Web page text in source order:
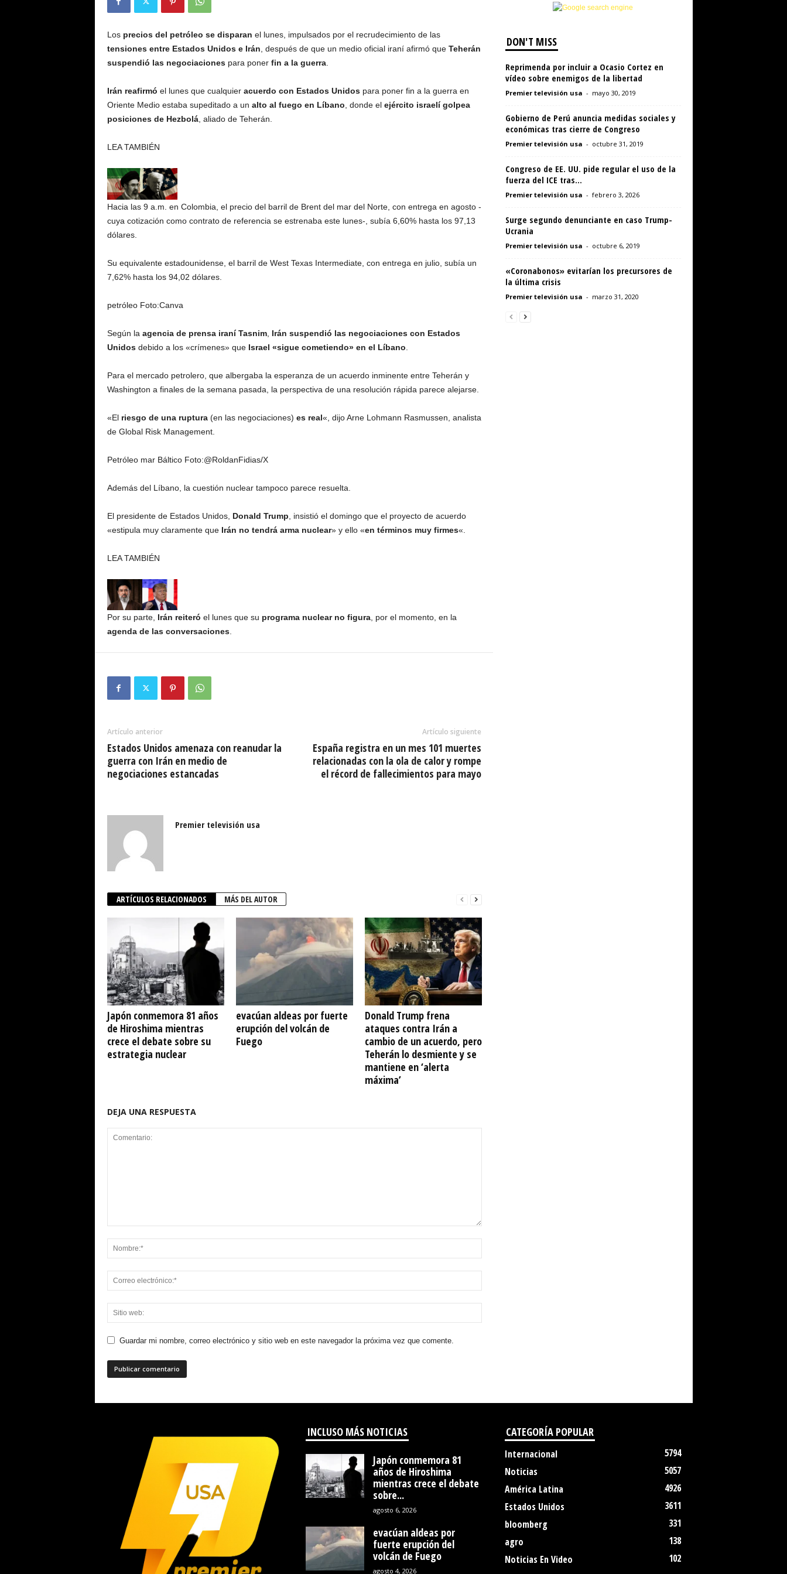
Los precios del petróleo se disparan el lunes, impulsados por el recrudecimiento de las
tensiones entre Estados Unidos e Irán , después de que un medio oficial iraní afirmó que Teherán
suspendió las negociacionespara poner fin a la guerra.
Irán reafirmó el lunes que cualquier acuerdo con Estados Unidospara poner fin a la guerra en
Oriente Medio estaba supeditado a un alto al fuego en Líbano , donde el ejército israelí golpea
posiciones de Hezbolá, aliado de Teherán.
LEA TAMBIÉN
Hacia las 9 a.m. en Colombia, el precio del barril de Brent del mar del Norte, con entrega en agosto -
cuya cotización como contrato de referencia se estrenaba este lunes-, subía 6,60% hasta los 97,13
dólares.
Su equivalente estadounidense, el barril de West Texas Intermediate, con entrega en julio, subía un
7,62% hasta los 94,02 dólares.
petróleoFoto:Canva
Según la agencia de prensa iraní Tasnim, Irán suspendió las negociaciones con Estados
Unidosdebido a los «crímenes» que Israel «sigue cometiendo» en el Líbano
Para el mercado petrolero, que albergaba la esperanza de un acuerdo inminente entre Teherán y
Washington a finales de la semana pasada, la perspectiva de una resolución rápida parece alejarse.
«El riesgo de una ruptura(en las negociaciones) es real«, dijo Arne Lohmann Rasmussen, analista
de Global Risk Management.
Petróleo mar BálticoFoto:@RoldanFidias/X
Además del Líbano, la cuestión nuclear tampoco parece resuelta.
El presidente de Estados Unidos, Donald Trump , insistió el domingo que el proyecto de acuerdo
«estipula muy claramente que Irán no tendrá arma nuclear» y ello «en términos muy firmes«.
LEA TAMBIÉN
Por su parte, Irán reiteró el lunes que su programa nuclear no figura, por el momento, en la
agenda de las conversaciones.
Artículo anterior
Estados Unidos amenaza con reanudar la
guerra con Irán en medio de
negociaciones estancadas
Artículo siguiente
España registra en un mes 101 muertes
relacionadas con la ola de calor y rompe
el récord de fallecimientos para mayo
Premier televisión usa
ARTÍCULOS RELACIONADOS MÁS DEL AUTOR
Japón conmemora 81 años
de Hiroshima mientras
crece el debate sobre su
estrategia nuclear
evacúan aldeas por fuerte
erupción del volcán de
Fuego
Donald Trump frena
ataques contra Irán a
cambio de un acuerdo, pero
Teherán lo desmiente y se
mantiene en ‘alerta
máxima’
DEJA UNA RESPUESTA
Guardar mi nombre, correo electrónico y sitio web en este navegador la próxima vez que comente.
DON'T MISS
Reprimenda por incluir a Ocasio Cortez en
vídeo sobre enemigos de la libertad
Premier televisión usa - mayo 30, 2019
Gobierno de Perú anuncia medidas sociales y
económicas tras cierre de Congreso
Premier televisión usa - octubre 31, 2019
Congreso de EE. UU. pide regular el uso de la
fuerza del ICE tras...
Premier televisión usa - febrero 3, 2026
Surge segundo denunciante en caso Trump-
Ucrania
Premier televisión usa - octubre 6, 2019
«Coronabonos» evitarían los precursores de
la última crisis
Premier televisión usa - marzo 31, 2020
INCLUSO MÁS NOTICIAS
Japón conmemora 81
años de Hiroshima
mientras crece el debate
sobre...
agosto 6, 2026
evacúan aldeas por
fuerte erupción del
volcán de Fuego
agosto 4, 2026
CATEGORÍA POPULAR
Internacional
5794
Noticias
5057
América Latina
4926
Estados Unidos
3611
bloomberg
331
agro
138
Noticias En Video
102